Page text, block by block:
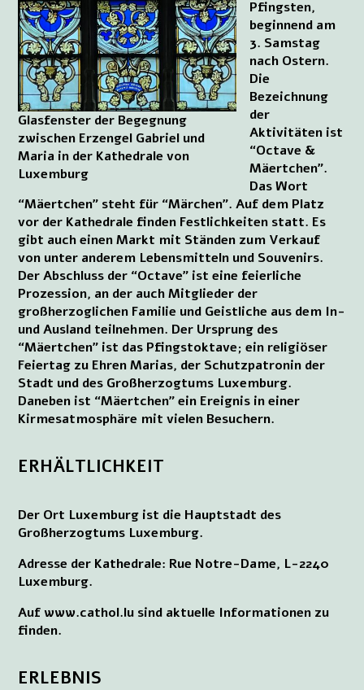
Glasfenster der Begegnung
zwischen Erzengel Gabriel und
Maria in der Kathedrale von
Luxemburg
Pfingsten,
beginnend am
3. Samstag
nach Ostern.
Die
Bezeichnung
der
Aktivitäten ist
“Octave &
Mäertchen”.
Das Wort
“Mäertchen” steht für “Märchen”. Auf dem Platz
vor der Kathedrale finden Festlichkeiten statt. Es
gibt auch einen Markt mit Ständen zum Verkauf
von unter anderem Lebensmitteln und Souvenirs.
Der Abschluss der “Octave” ist eine feierliche
Prozession, an der auch Mitglieder der
großherzoglichen Familie und Geistliche aus dem In-
und Ausland teilnehmen. Der Ursprung des
“Mäertchen” ist das Pfingstoktave; ein religiöser
Feiertag zu Ehren Marias, der Schutzpatronin der
Stadt und des Großherzogtums Luxemburg.
Daneben ist “Mäertchen” ein Ereignis in einer
Kirmesatmosphäre mit vielen Besuchern.
ERHÄLTLICHKEIT
Der Ort Luxemburg ist die Hauptstadt des
Großherzogtums Luxemburg.
Adresse der Kathedrale: Rue Notre-Dame, L-2240
Luxemburg.
Auf www.cathol.lu sind aktuelle Informationen zu
finden.
ERLEBNIS